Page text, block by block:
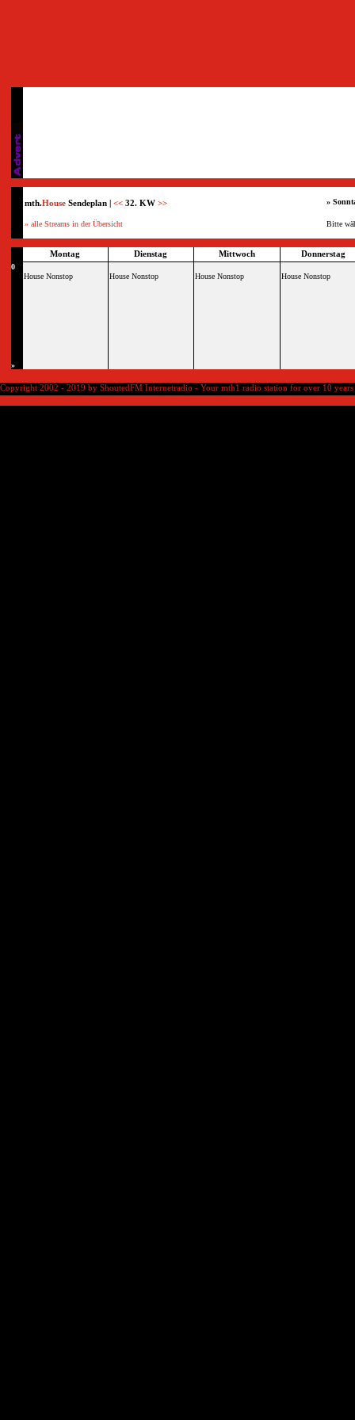
mth.House Sendeplan | << 32. KW >> »
» alle Streams in der Übersicht Bitte
Montag Dienstag Mittwoch Donnerstag
0
House Nonstop
House Nonstop House Nonstop House Nonstop
»
Copyright 2002 - 2019 by ShoutedFM Internetradio - Your mth1 radio station for over 10